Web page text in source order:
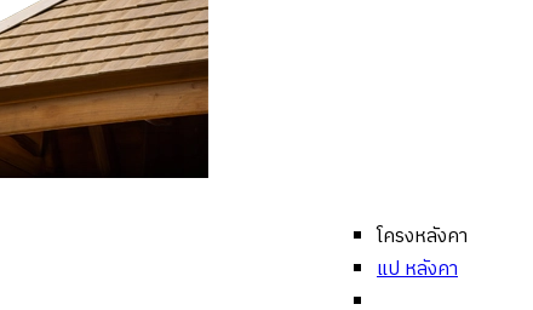
โครงหลังคา
แป หลังคา